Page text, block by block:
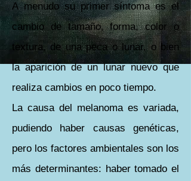
A menudo su primer síntoma es el
cambio de tamaño, forma, color o
textura, de una peca o lunar, o bien
la aparición de un lunar nuevo que
realiza cambios en poco tiempo.
La causa del melanoma es variada,
pudiendo haber causas genéticas,
pero los factores ambientales son los
más determinantes: haber tomado el